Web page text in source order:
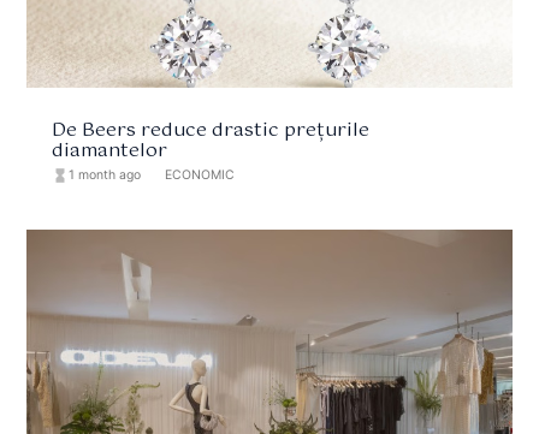
De Beers reduce drastic prețurile
diamantelor
hourglass_full 1 month ago ECONOMIC